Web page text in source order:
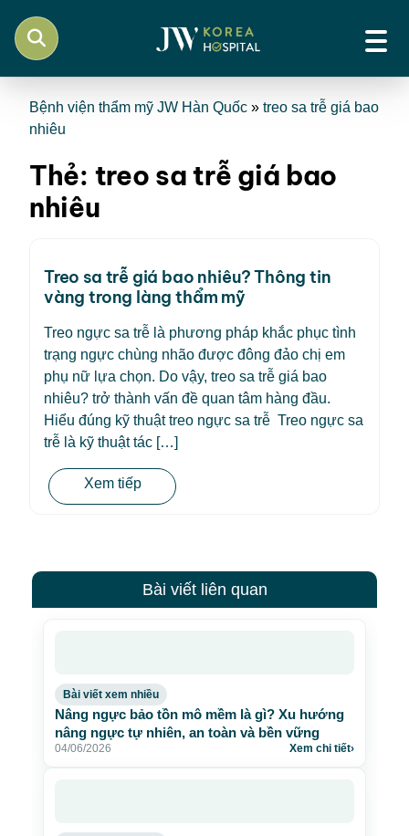
Bệnh viện thẩm mỹ JW Hàn Quốc » treo sa trễ giá bao
nhiêu
Thẻ: treo sa trễ giá bao
nhiêu
Treo sa trễ giá bao nhiêu? Thông tin
vàng trong làng thẩm mỹ
Treo ngực sa trễ là phương pháp khắc phục tình
trạng ngực chùng nhão được đông đảo chị em
phụ nữ lựa chọn. Do vậy, treo sa trễ giá bao
nhiêu? trở thành vấn đề quan tâm hàng đầu.
Hiểu đúng kỹ thuật treo ngực sa trễ Treo ngực sa
trễ là kỹ thuật tác […]
Xem tiếp
Bài viết liên quan
Bài viết xem nhiều
Nâng ngực bảo tồn mô mềm là gì? Xu hướng
nâng ngực tự nhiên, an toàn và bền vững
04/06/2026 Xem chi tiết›